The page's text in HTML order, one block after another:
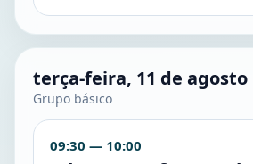
terça-feira, 11 de agosto
Grupo básico
09:30 — 10:00